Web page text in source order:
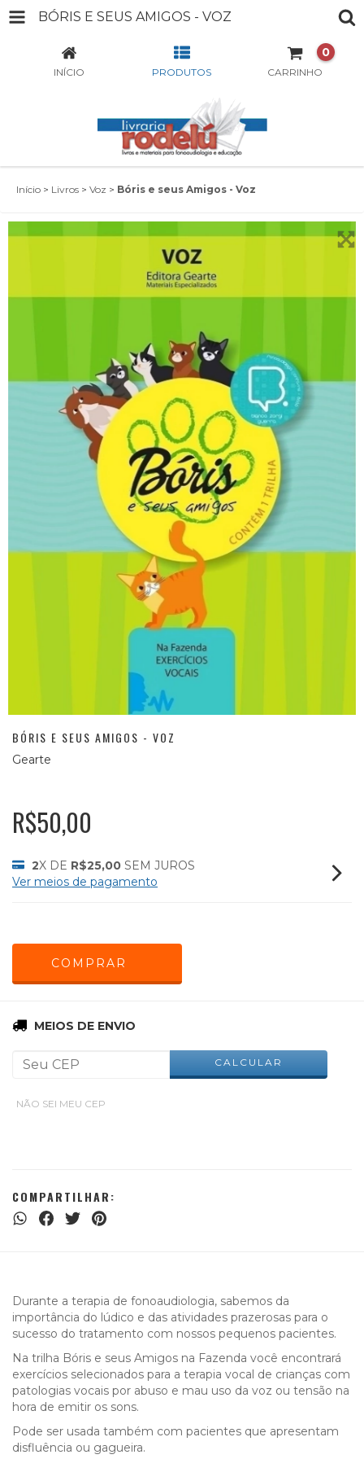
BÓRIS E SEUS AMIGOS - VOZ
INÍCIO PRODUTOS CARRINHO
0
Início > Livros > Voz > Bóris e seus Amigos - Voz
BÓRIS E SEUS AMIGOS - VOZ
Gearte
R$50,00
2X DE R$25,00 SEM JUROS
Ver meios de pagamento
MEIOS DE ENVIO
CALCULAR
NÃO SEI MEU CEP
COMPARTILHAR:
Durante a terapia de fonoaudiologia, sabemos da
importância do lúdico e das atividades prazerosas para o
sucesso do tratamento com nossos pequenos pacientes.
Na trilha Bóris e seus Amigos na Fazenda você encontrará
exercícios selecionados para a terapia vocal de crianças com
patologias vocais por abuso e mau uso da voz ou tensão na
hora de emitir os sons.
Pode ser usada também com pacientes que apresentam
disfluência ou gagueira.